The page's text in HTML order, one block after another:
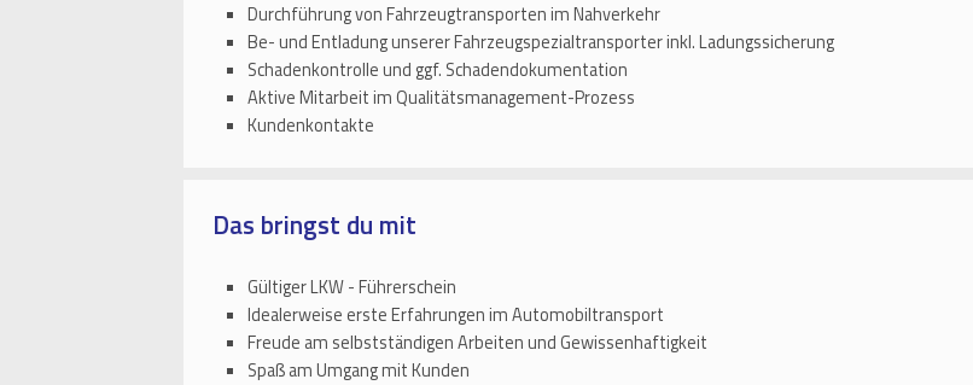
Durchführung von Fahrzeugtransporten im Nahverkehr
Be- und Entladung unserer Fahrzeugspezialtransporter inkl. Ladungssicherung
Schadenkontrolle und ggf. Schadendokumentation
Aktive Mitarbeit im Qualitätsmanagement-Prozess
Kundenkontakte
Das bringst du mit
Gültiger LKW - Führerschein
Idealerweise erste Erfahrungen im Automobiltransport
Freude am selbstständigen Arbeiten und Gewissenhaftigkeit
Spaß am Umgang mit Kunden